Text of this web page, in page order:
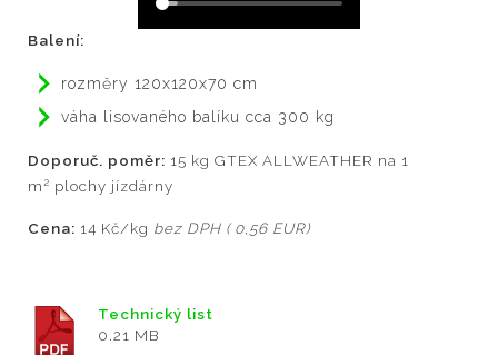
Balení:
rozměry 120x120x70 cm
váha lisovaného balíku cca 300 kg
Doporuč. poměr: 15 kg GTEX ALLWEATHER na 1
m2 plochy jízdárny
Cena: 14 Kč/kg bez DPH ( 0,56 EUR)
Technický list
0.21 MB